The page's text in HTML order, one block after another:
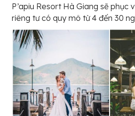
P’apiu Resort Hà Giang sẽ phục
riêng tư có quy mô từ 4 đến 30